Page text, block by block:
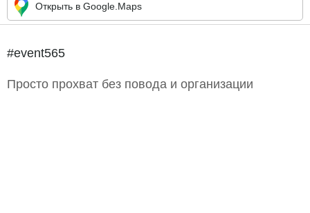
Открыть в Google.Maps
#event565
Просто прохват без повода и организации